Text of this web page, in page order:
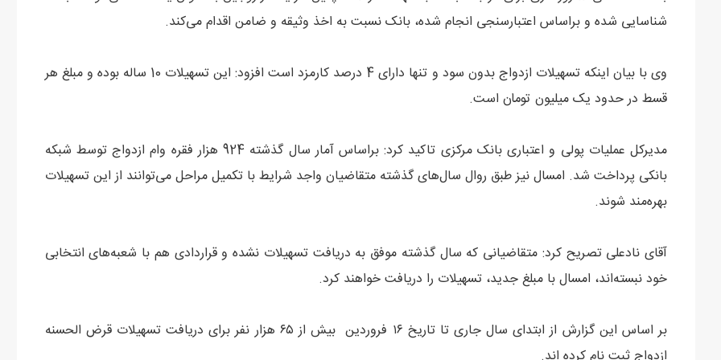
شناسایی شده و براساس اعتبارسنجی انجام شده، بانک نسبت به اخذ وثیقه و ضامن اقدام می‌کند.
وی با بیان اینکه تسهیلات ازدواج بدون سود و تنها دارای 4 درصد کارمزد است افزود: این تسهیلات 10 ساله بوده و مبلغ هر
قسط در حدود یک میلیون تومان است.
مدیرکل عملیات پولی و اعتباری بانک مرکزی تاکید کرد: براساس آمار سال گذشته 924 هزار فقره وام ازدواج توسط شبکه
بانکی پرداخت شد. امسال نیز طبق روال سال‌های گذشته متقاضیان واجد شرایط با تکمیل مراحل می‌توانند از این تسهیلات
بهره‌مند شوند.
آقای نادعلی تصریح کرد: متقاضیانی که سال گذشته موفق به دریافت تسهیلات نشده‌ و قراردادی هم با شعبه‌های انتخابی
خود نبسته‌اند، امسال با مبلغ جدید، تسهیلات را دریافت خواهند کرد.
بر اساس این گزارش از ابتدای سال جاری تا تاریخ ۱۶ فروردین بیش از ۶۵ هزار نفر برای دریافت تسهیلات قرض الحسنه